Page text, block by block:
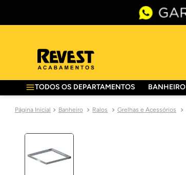
TODOS OS DEPARTAMENTOS BANHEIRO
Banheiro Ralos Grelhas e Acessórios